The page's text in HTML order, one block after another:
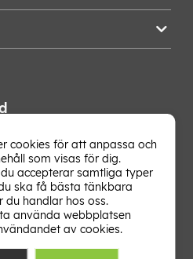
erbjudandena och
i din mejlkorg. Signa upp på
cookies för att anpassa och
som visas för dig.
accepterar samtliga typer
ska få bästa tänkbara
du handlar hos oss.
använda webbplatsen
av cookies.